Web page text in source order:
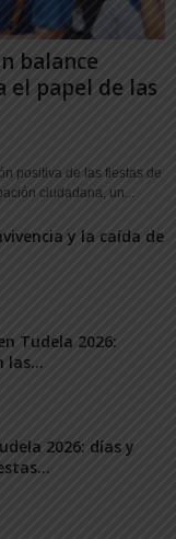
balance
el papel de las
positiva de las fiestas de
ciudadana, un...
y la caída de
Tudela 2026:
las...
2026: días y